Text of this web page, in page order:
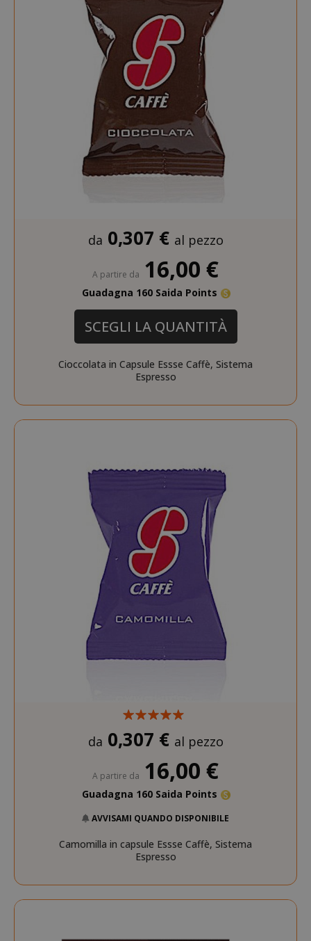
da 0,307 € al pezzo
A partire da 16,00 €
Guadagna 160 Saida Points
SCEGLI LA QUANTITÀ
Cioccolata in Capsule Essse Caffè, Sistema
Espresso
da 0,307 € al pezzo
A partire da 16,00 €
Guadagna 160 Saida Points
AVVISAMI QUANDO DISPONIBILE
Camomilla in capsule Essse Caffè, Sistema
Espresso